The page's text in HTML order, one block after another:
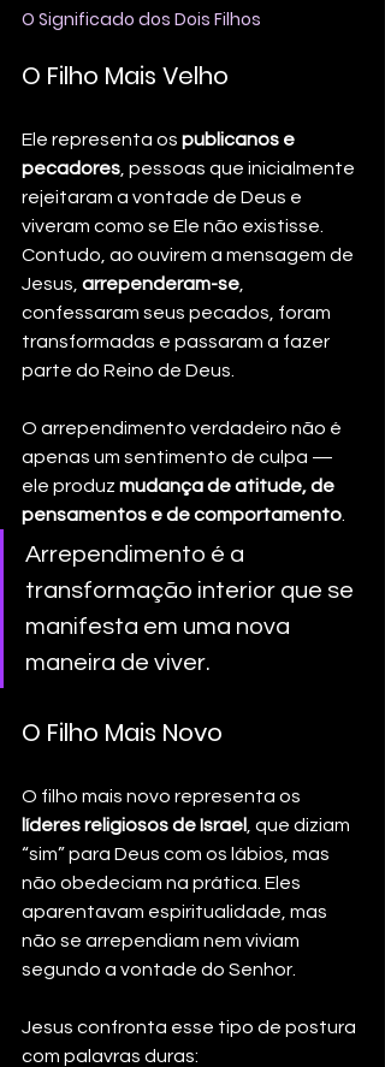
O Significado dos Dois Filhos
O Filho Mais Velho
Ele representa os publicanos e
pecadores , pessoas que inicialmente
rejeitaram a vontade de Deus e
viveram como se Ele não existisse.
Contudo, ao ouvirem a mensagem de
Jesus, arrependeram-se
confessaram seus pecados, foram
transformadas e passaram a fazer
parte do Reino de Deus.
O arrependimento verdadeiro não é
apenas um sentimento de culpa —
ele produz mudança de atitude, de
pensamentos e de comportamento
Arrependimento é a
transformação interior que se
manifesta em uma nova
maneira de viver.
O Filho Mais Novo
O filho mais novo representa os
líderes religiosos de Israel
, que diziam
“sim” para Deus com os lábios, mas
não obedeciam na prática. Eles
aparentavam espiritualidade, mas
não se arrependiam nem viviam
segundo a vontade do Senhor.
Jesus confronta esse tipo de postura
com palavras duras: